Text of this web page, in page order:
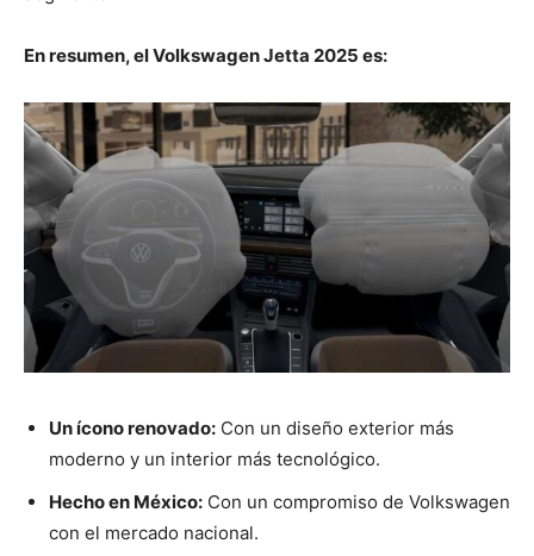
En resumen, el Volkswagen Jetta 2025 es:
Un ícono renovado: Con un diseño exterior más
moderno y un interior más tecnológico.
Hecho en México: Con un compromiso de Volkswagen
con el mercado nacional.